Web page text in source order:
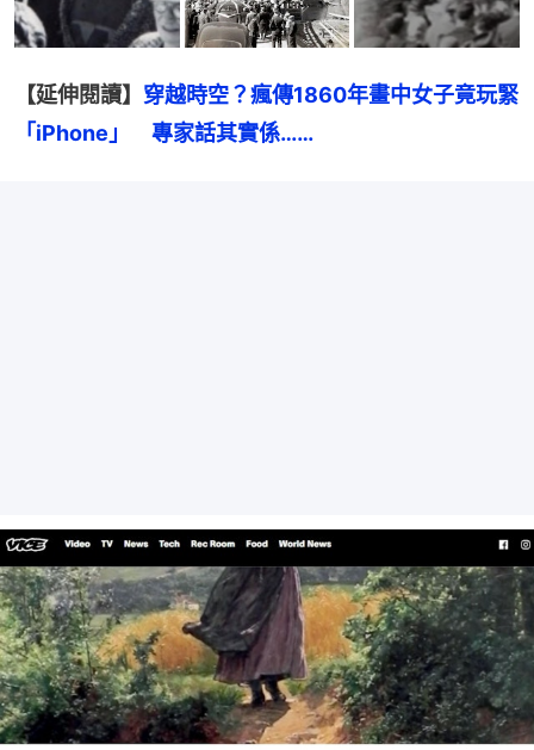
【延伸閱讀】 穿越時空？瘋傳1860年畫中女子竟玩緊
「iPhone」　專家話其實係……